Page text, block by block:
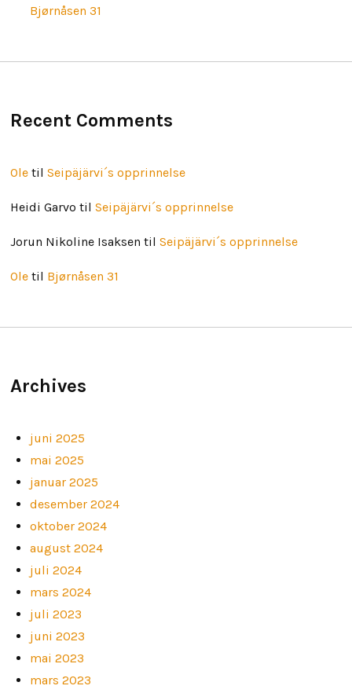
Bjørnåsen 31
Recent Comments
Oletil Seipäjärvi´s opprinnelse
Heidi Garvo til Seipäjärvi´s opprinnelse
Jorun Nikoline Isaksen til Seipäjärvi´s opprinnelse
Oletil Bjørnåsen 31
Archives
juni 2025
mai 2025
januar 2025
desember 2024
oktober 2024
august 2024
juli 2024
mars 2024
juli 2023
juni 2023
mai 2023
mars 2023